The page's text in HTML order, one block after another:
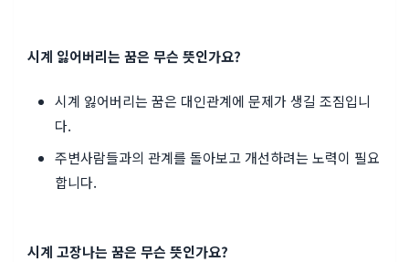
시계 잃어버리는 꿈은 무슨 뜻인가요?
시계 잃어버리는 꿈은 대인관계에 문제가 생길 조짐입니
다.
주변사람들과의 관계를 돌아보고 개선하려는 노력이 필요
합니다.
시계 고장나는 꿈은 무슨 뜻인가요?